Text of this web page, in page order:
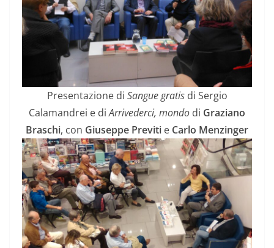
Presentazione di Sangue gratis di Sergio
Calamandrei e diArrivederci, mondo di Graziano
Braschi, con Giuseppe Previti e Carlo Menzinger